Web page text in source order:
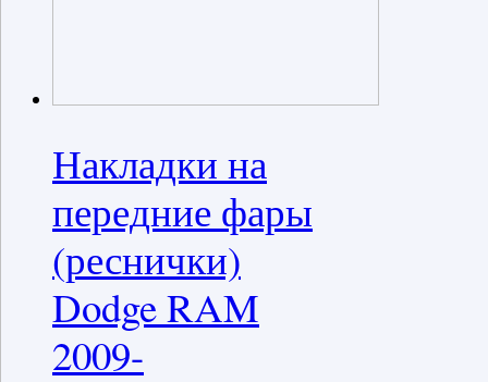
Накладки на
передние фары
(реснички)
Dodge RAM
2009-